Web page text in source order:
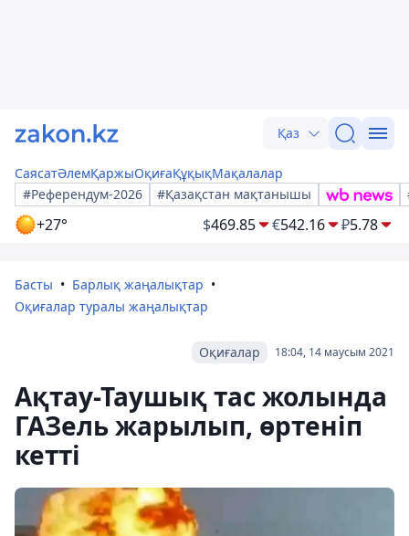
Қаз
СаясатӘлемҚаржыОқиғаҚұқықМақалалар
#Референдум-2026
#Қазақстан мақтанышы
+27° $469.85 €542.16 ₽5.78
Басты
Барлық жаңалықтар
Оқиғалар туралы жаңалықтар
18:04, 14 маусым 2021
Оқиғалар
Ақтау-Таушық тас жолында
ГАЗель жарылып, өртеніп
кетті